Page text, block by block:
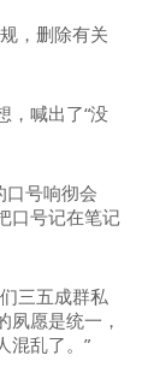
，删除有关
，喊出了“没
口号响彻会
口号记在笔记
三五成群私
夙愿是统一，
混乱了。”